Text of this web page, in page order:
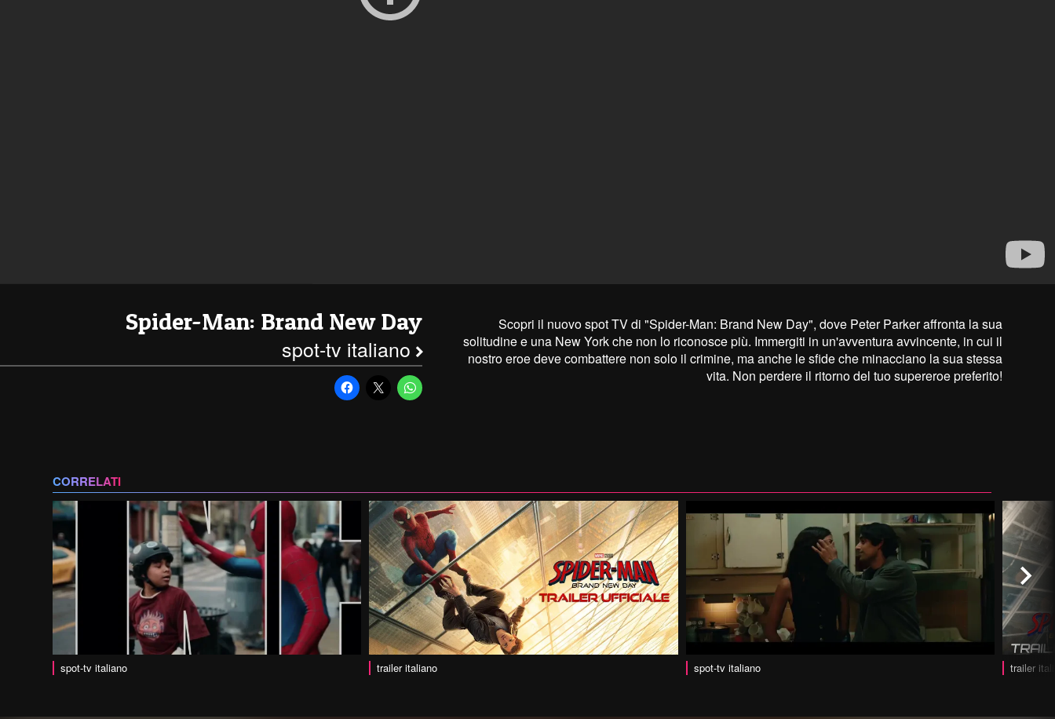
Spider-Man: Brand New Day
spot-tv italiano
Scopri il nuovo spot TV di "Spider-Man: Brand New Day", dove Peter Parker affronta la sua
solitudine e una New York che non lo riconosce più. Immergiti in un'avventura avvincente, in cui il
nostro eroe deve combattere non solo il crimine, ma anche le sfide che minacciano la sua stessa
vita. Non perdere il ritorno del tuo supereroe preferito!
CORRELATI
spot-tv italiano trailer italiano spot-tv italiano trailer